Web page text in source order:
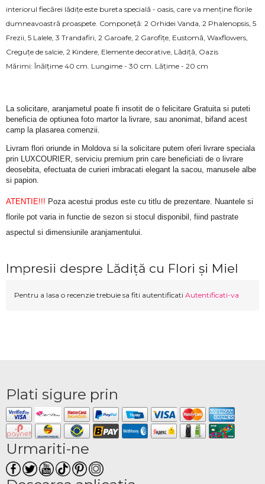
interiorul fiecărei lădițe este bureta specială - oasis, care va menține florile
dumneavoastră proaspete. Componeță: 2 Orhidei Vanda, 2 Phalenopsis, 5
Frezii, 5 Lalele, 3 Trandafiri, 2 Garoafe, 2 Garofițe, Eustomă, Waxflowers,
Creguțe de salcie, 2 Kindere, Elemente decorative, Lădiță, Oazis
Mărimi: Înălțime 40 cm. Lungime - 30 cm. Lățime - 20 cm
La solicitare, aranjametul poate fi insotit de o felicitare Gratuita si puteti
beneficia de optiunea foto martor la livrare, sau anonimat, bifand acest
camp la plasarea comenzii.
Livram flori oriunde in Moldova si la solicitare putem oferi livrare speciala
prin LUXCOURIER, serviciu premium prin care beneficiati de o livrare
deosebita, efectuata de curieri imbracati elegant la sacou, manusele albe
si papion.
ATENTIE!!! Poza acestui produs este cu titlu de prezentare. Nuantele si
florile pot varia in functie de sezon si stocul disponibil, fiind pastrate
aspectul si dimensiunile aranjamentului.
Impresii despre Lădiță cu Flori și Miel
Pentru a lasa o recenzie trebuie sa fiti autentificati Autentificati-va
Plati sigure prin
Urmariti-ne